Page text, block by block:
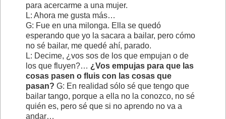
para acercarme a una mujer.
L: Ahora me gusta más…
G: Fue en una milonga. Ella se quedó
esperando que yo la sacara a bailar, pero cómo
no sé bailar, me quedé ahí, parado.
L: Decime, ¿vos sos de los que empujan o de
los que fluyen?… ¿Vos empujas para que las
cosas pasen o fluis con las cosas que
pasan? G: En realidad sólo sé que tengo que
bailar tango, porque a ella no la conozco, no sé
quién es, pero sé que si no aprendo no va a
andar…